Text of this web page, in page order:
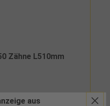
Zähne L510mm
aus